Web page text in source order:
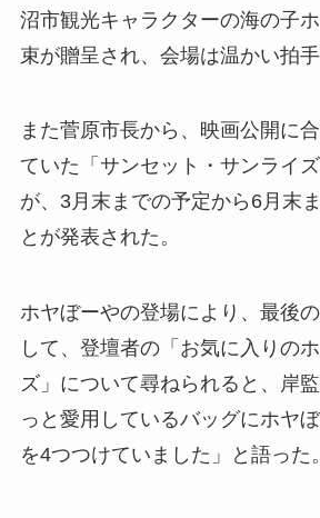
沼市観光キャラクターの海の子
束が贈呈され、会場は温かい拍手
また菅原市長から、映画公開に
ていた「サンセット・サンライ
が、3月末までの予定から6月末
とが発表された。
ホヤぼーやの登場により、最後
して、登壇者の「お気に入りの
ズ」について尋ねられると、岸
っと愛用しているバッグにホヤ
を4つつけていました」と語った。